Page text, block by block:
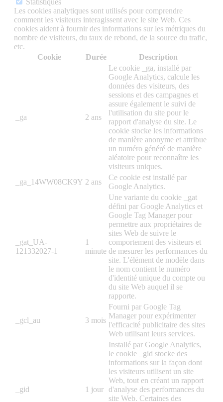
Les cookies analytiques sont utilisés pour comprendre
comment les visiteurs interagissent avec le site Web. Ces
cookies aident à fournir des informations sur les métriques du
nombre de visiteurs, du taux de rebond, de la source du trafic,
etc.
Cookie
Durée Description
_ga 2 ans
Le cookie _ga, installé par
Google Analytics, calcule les
données des visiteurs, des
sessions et des campagnes et
assure également le suivi de
l'utilisation du site pour le
rapport d'analyse du site. Le
cookie stocke les informations
de manière anonyme et attribue
un numéro généré de manière
aléatoire pour reconnaître les
visiteurs uniques.
_ga_14WW08CK9Y 2 ans
Ce cookie est installé par
Google Analytics.
_gat_UA-
121332027-1
1
minute
Une variante du cookie _gat
défini par Google Analytics et
Google Tag Manager pour
permettre aux propriétaires de
sites Web de suivre le
comportement des visiteurs et
de mesurer les performances du
site. L'élément de modèle dans
le nom contient le numéro
d'identité unique du compte ou
du site Web auquel il se
rapporte.
_gcl_au 3 mois
Fourni par Google Tag
Manager pour expérimenter
l'efficacité publicitaire des sites
Web utilisant leurs services.
_gid 1 jour
Installé par Google Analytics,
le cookie _gid stocke des
informations sur la façon dont
les visiteurs utilisent un site
Web, tout en créant un rapport
d'analyse des performances du
site Web. Certaines des